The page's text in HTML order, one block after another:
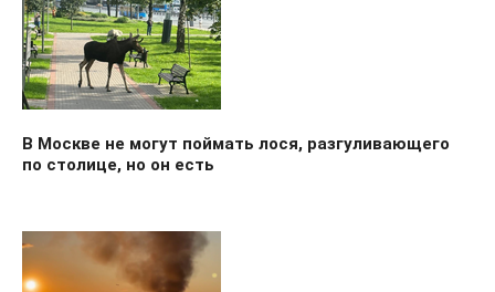
В Москве не могут поймать лося, разгуливающего
по столице, но он есть